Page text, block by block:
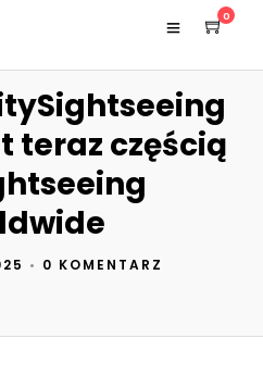
0
teraz częścią
• 0 KOMENTARZ